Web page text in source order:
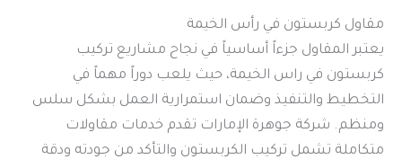
مقاول كربستون في رأس الخيمة
يعتبر المقاول جزءاً أساسياً في نجاح مشاريع تركيب
كربستون في راس الخيمة، حيث يلعب دوراً مهماً في
التخطيط والتنفيذ وضمان استمرارية العمل بشكل سلس
ومنظم. شركة جوهرة الإمارات تقدم خدمات مقاولات
متكاملة تشمل تركيب الكربستون والتأكد من جودته ودقة